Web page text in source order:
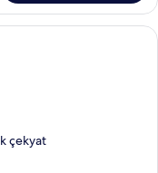
masa, güneşlik/perde,
çekyat